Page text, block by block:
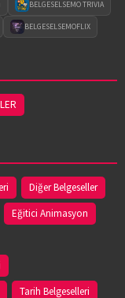
BELGESELSEMO TRIVIA
BELGESELSEMOFLIX
Diğer Belgeseller
Eğitici Animasyon
Tarih Belgeselleri